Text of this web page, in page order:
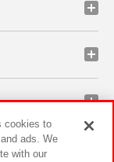
cookies to
ads. We
with our